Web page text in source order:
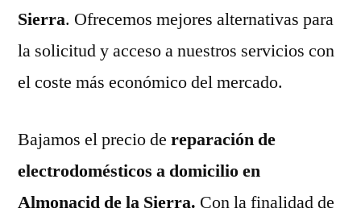
Sierra. Ofrecemos mejores alternativas para
la solicitud y acceso a nuestros servicios con
el coste más económico del mercado.
Bajamos el precio de reparación de
electrodomésticos a domicilio en
Almonacid de la Sierra. Con la finalidad de